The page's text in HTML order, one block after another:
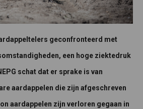
geconfronteerd met
een hoge ziektedruk
schat dat er sprake is van
aardappelen die zijn afgeschreven
aardappelen zijn verloren gegaan in